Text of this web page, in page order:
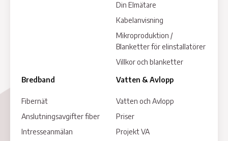
Din Elmätare
Kabelanvisning
Mikroproduktion /
Blanketter för elinstallatörer
Villkor och blanketter
Bredband
Fibernät
Anslutningsavgifter fiber
Intresseanmälan
Vatten & Avlopp
Vatten och Avlopp
Priser
Projekt VA